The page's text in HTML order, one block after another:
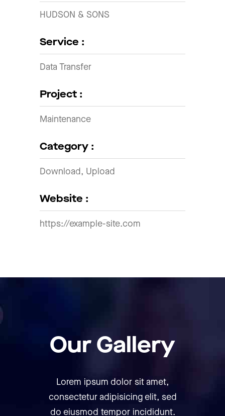
HUDSON & SONS
Service :
Data Transfer
Project :
Maintenance
Category :
Download, Upload
Website :
https://example-site.com
Our Gallery
Lorem ipsum dolor sit amet,
consectetur adipisicing elit, sed
do eiusmod tempor incididunt.